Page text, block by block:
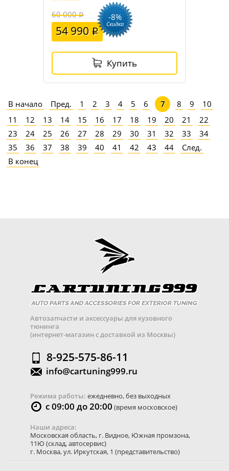
60 000
54 990
-8%
Скидка
Купить
В начало Пред. 1 2 3 4 5 6 7 8 9
10
11
12 13 14 15 16 17 18 19 20 21
22
23
24 25 26 27 28 29 30 31 32 33
34
35
36 37 38 39 40 41 42 43 44
След.
В конец
Автозапчасти и аксессуары для кузовного
тюнинга
(интернет-магазин с доставкой из Москвы)
8-925-575-86-11
info@cartuning999.ru
Режима работы: ежедневно, без выходных
с 09:00 до 20:00 (время московское)
Наши адреса:
Московская область, г. Видное, Южная промзона,
11Ю (склад, автосервис)
г. Москва,ул. Иркутская, 1 (представительство)